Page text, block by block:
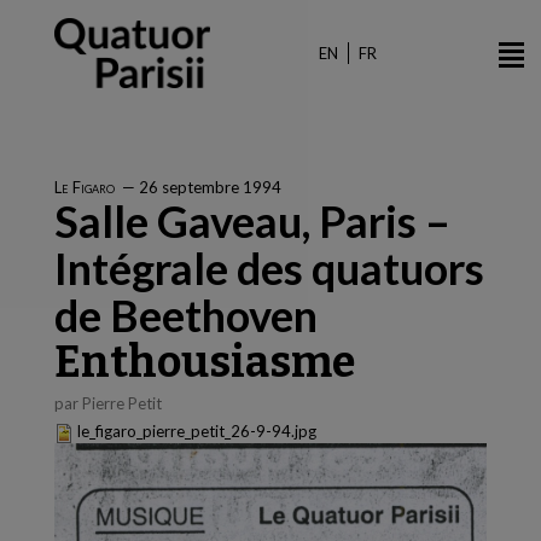
EN FR
Le Figaro — 26 septembre 1994
Salle Gaveau, Paris –
Intégrale des quatuors
de Beethoven
Enthousiasme
par Pierre Petit
le_figaro_pierre_petit_26-9-94.jpg